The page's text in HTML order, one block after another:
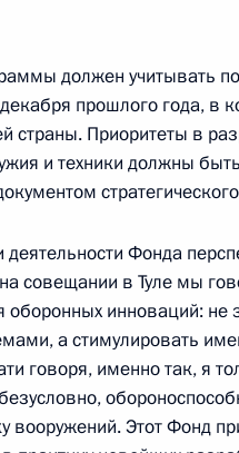
исполняющим
Эл
предыдущие материалы
Морского
должен учитывать
прошлого года, в
страны. Приоритеты в
и техники должны
Фонда
совещании в Туле мы
оборонных инноваций: не
а стимулировать
говоря, именно так, я
вооружений. Этот Фонд